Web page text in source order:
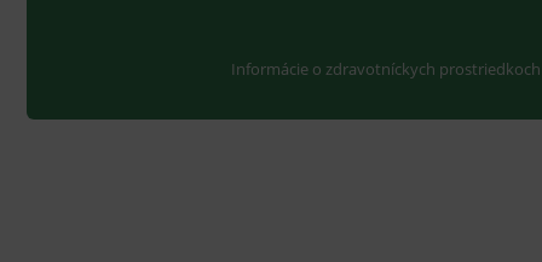
Informácie o zdravotníckych